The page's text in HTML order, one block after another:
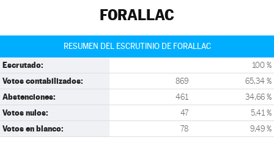
FORALLAC
RESUMEN DEL ESCRUTINIO DE FORALLAC
Escrutado: 100 %
Votos contabilizados: 869 65,34 %
Abstenciones: 461 34,66 %
Votos nulos: 47 5,41 %
Votos en blanco: 78 9,49 %